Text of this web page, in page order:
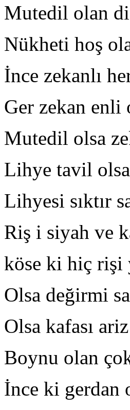
Mutedil
Nükheti
İnce
Ger zekan
Mutedil
Lihye tavil
Lihyesi
Riş i siyah
köse ki hiç
Olsa
Olsa
Boynu olan
İnce ki